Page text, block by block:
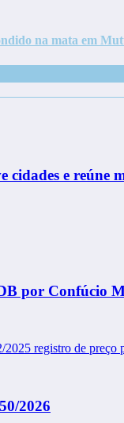
na mata em
cidades e reúne
por Confúcio
2026